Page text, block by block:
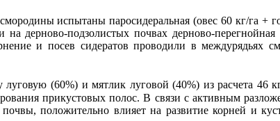
испытаны паросидеральная (овес 60 кг/га +
дерново-подзолистых почвах дерново-
и посев сидератов проводили в между­рядьях
луговую (60%) и мятлик луговой (40%) из расчета
прикустовых полос. В связи с активным
положительно влияет на развитие корней и